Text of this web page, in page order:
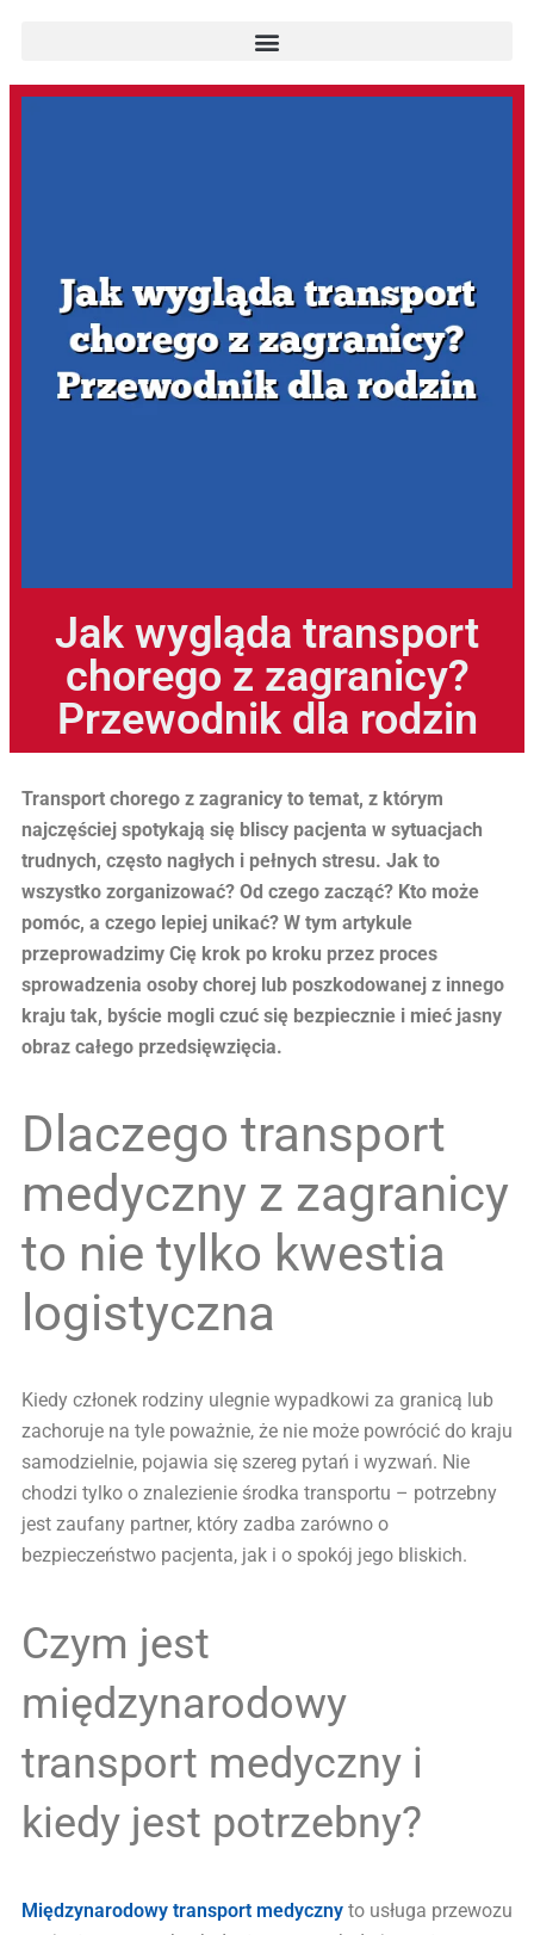
Jak wygląda transport
chorego z zagranicy?
Przewodnik dla rodzin
Transport chorego z zagranicy to temat, z którym
najczęściej spotykają się bliscy pacjenta w sytuacjach
trudnych, często nagłych i pełnych stresu. Jak to
wszystko zorganizować? Od czego zacząć? Kto może
pomóc, a czego lepiej unikać? W tym artykule
przeprowadzimy Cię krok po kroku przez proces
sprowadzenia osoby chorej lub poszkodowanej z innego
kraju tak, byście mogli czuć się bezpiecznie i mieć jasny
obraz całego przedsięwzięcia.
Dlaczego transport
medyczny z zagranicy
to nie tylko kwestia
logistyczna
Kiedy członek rodziny ulegnie wypadkowi za granicą lub
zachoruje na tyle poważnie, że nie może powrócić do kraju
samodzielnie, pojawia się szereg pytań i wyzwań. Nie
chodzi tylko o znalezienie środka transportu – potrzebny
jest zaufany partner, który zadba zarówno o
bezpieczeństwo pacjenta, jak i o spokój jego bliskich.
Czym jest
międzynarodowy
transport medyczny i
kiedy jest potrzebny?
Międzynarodowy transport medyczny to usługa przewozu